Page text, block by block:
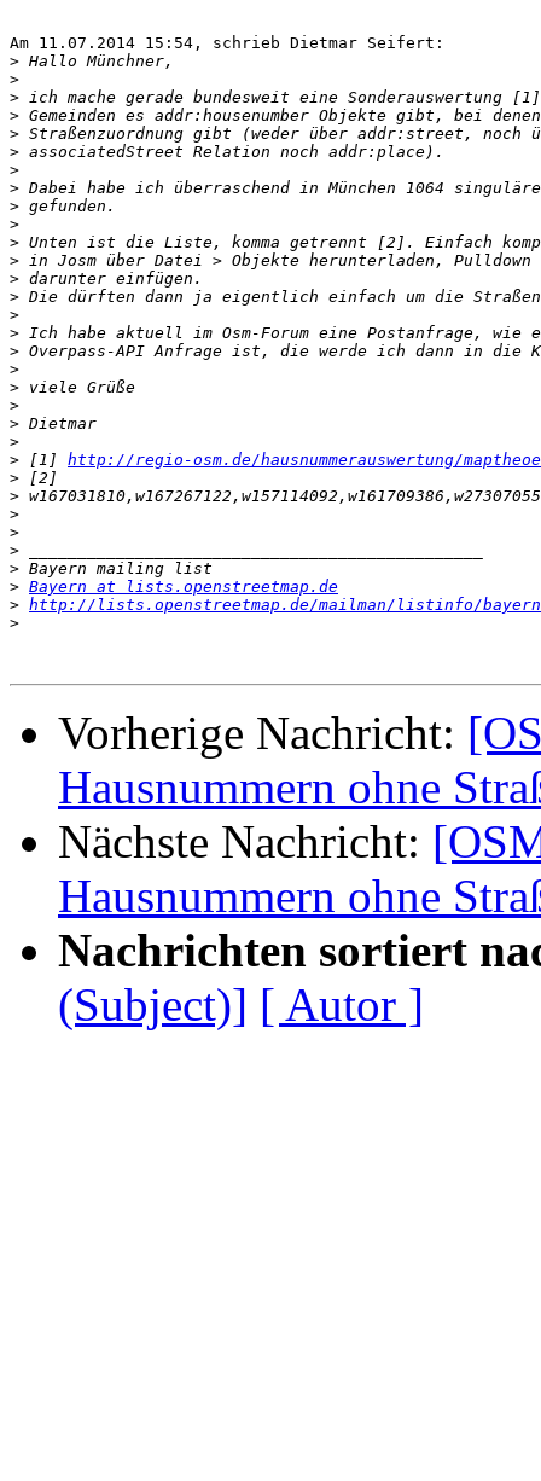
Am 11.07.2014 15:54, schrieb Dietmar Seifert:
>
>
>
>
>
>
>
>
>
>
>
>
>
>
>
>
>
>
>
>
>
>
> [1] http://regio-osm.de/hausnummerauswertung/
>
>
>
>
>
>
> Bayern at lists.openstreetmap.de
> http://lists.openstreetmap.de/mailman/listinfo/bayern
>
Vorherige Nachricht:
Hausnummern ohne
Nächste Nachricht:
Hausnummern ohne
Nachrichten sortiert
(Subject)] [ Autor ]